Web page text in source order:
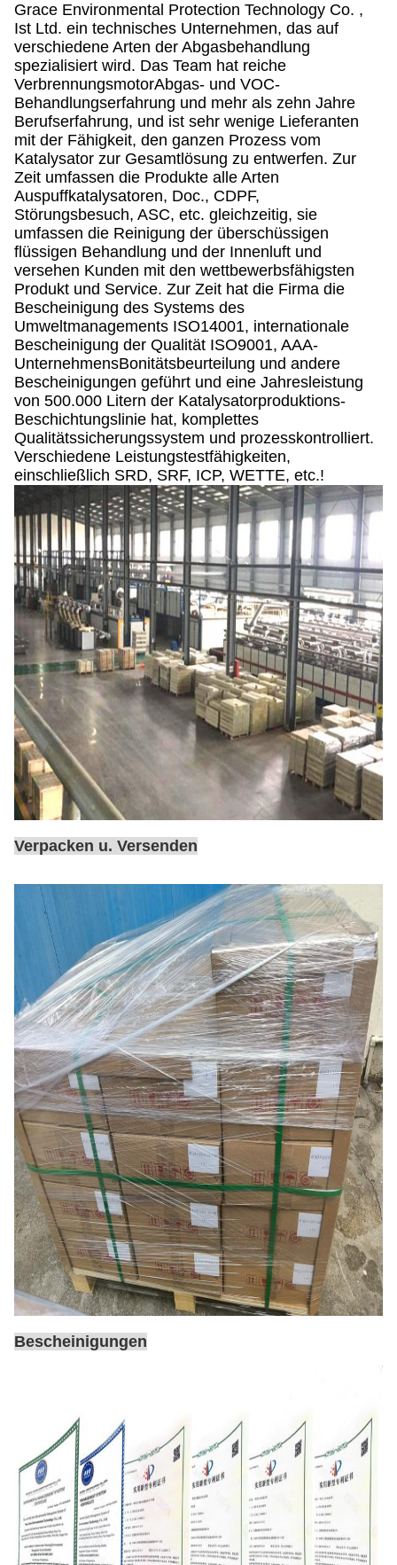
Grace Environmental Protection Technology Co. ,
Ist Ltd. ein technisches Unternehmen, das auf
verschiedene Arten der Abgasbehandlung
spezialisiert wird. Das Team hat reiche
VerbrennungsmotorAbgas- und VOC-
Behandlungserfahrung und mehr als zehn Jahre
Berufserfahrung, und ist sehr wenige Lieferanten
mit der Fähigkeit, den ganzen Prozess vom
Katalysator zur Gesamtlösung zu entwerfen. Zur
Zeit umfassen die Produkte alle Arten
Auspuffkatalysatoren, Doc., CDPF,
Störungsbesuch, ASC, etc. gleichzeitig, sie
umfassen die Reinigung der überschüssigen
flüssigen Behandlung und der Innenluft und
versehen Kunden mit den wettbewerbsfähigsten
Produkt und Service. Zur Zeit hat die Firma die
Bescheinigung des Systems des
Umweltmanagements ISO14001, internationale
Bescheinigung der Qualität ISO9001, AAA-
UnternehmensBonitätsbeurteilung und andere
Bescheinigungen geführt und eine Jahresleistung
von 500.000 Litern der Katalysatorproduktions-
Beschichtungslinie hat, komplettes
Qualitätssicherungssystem und prozesskontrolliert.
Verschiedene Leistungstestfähigkeiten,
einschließlich SRD, SRF, ICP, WETTE, etc.!
Verpacken u. Versenden
Bescheinigungen